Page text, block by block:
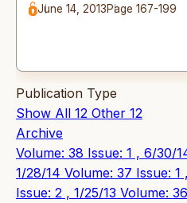
June 14, 2013Page 167-199
Publication Type
Show All 12 Other 12
Archive
Volume: 38 Issue: 1 , 6/30/
1/28/14 Volume: 37 Issue: 1
Issue: 2 , 1/25/13 Volume: